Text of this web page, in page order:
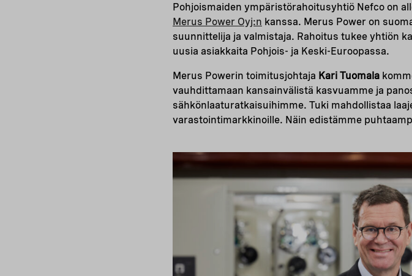
Pohjoismaiden ympäristörahoitusyhtiö Nefco on
Merus Power Oyj:n kanssa. Merus Power on
suunnittelija ja valmistaja. Rahoitus tukee yhtiön
uusia asiakkaita Pohjois- ja Keski-Euroopassa.
Merus Powerin toimitusjohtaja Kari Tuomala
vauhdittamaan kansainvälistä kasvuamme ja
sähkönlaaturatkaisuihimme. Tuki mahdollistaa
varastointimarkkinoille. Näin edistämme